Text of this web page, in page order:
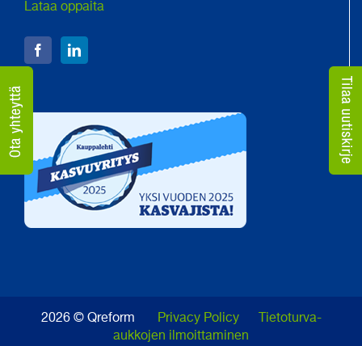
Lataa oppaita
2026 © Qreform Privacy Policy
Tietoturva-
aukkojen ilmoittaminen